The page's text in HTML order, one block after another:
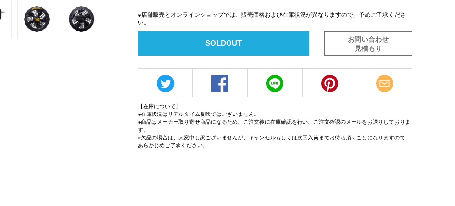
※店舗販売とオンラインショップでは、販売価格および在庫状況が異なりますので、予めご了承くださ
い。
SOLDOUT
お問い合わせ
見積もり
【在庫について】
※在庫状況はリアルタイム反映ではございません。
※商品はメーカー取り寄せ商品になるため、ご注文後に在庫確認を行い、ご注文確認のメールをお送りしておりま
す。
※欠品の場合は、大変申し訳ございませんが、キャンセルもしくは次回入荷までお待ち頂くことになりますので、
あらかじめご了承ください。